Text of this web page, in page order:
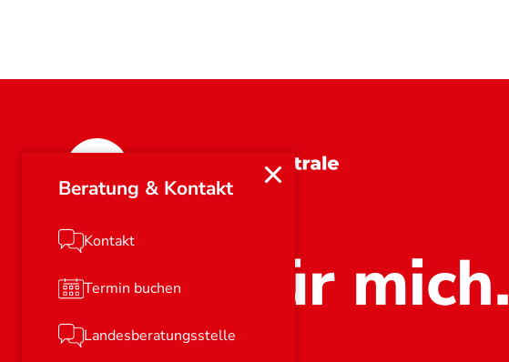
Beratung & Kontakt
Kontakt
Termin buchen
Landesberatungsstelle
Rheinland-Pfalz
Stark für mich.